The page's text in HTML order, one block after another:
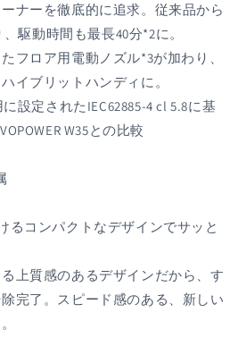
ナーを徹底的に追求。従来品から
駆動時間も最長40分*2に。
フロア用電動ノズル*3が加わり、
イブリットハンディに。
設定されたIEC62885-4 cl 5.8に基
W35との比較
るコンパクトなデザインでサッと
上質感のあるデザインだから、す
完了。スピード感のある、新しい